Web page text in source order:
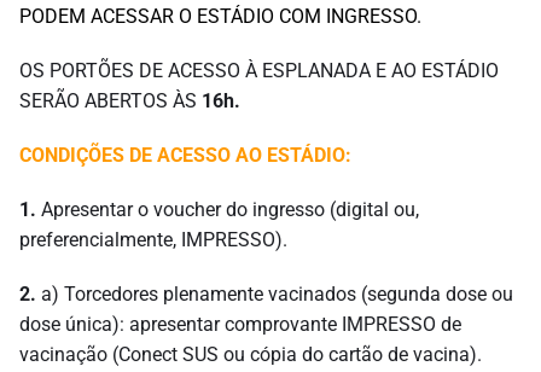
PODEM ACESSAR O ESTÁDIO COM INGRESSO.
OS PORTÕES DE ACESSO À ESPLANADA E AO ESTÁDIO
SERÃO ABERTOS ÀS 16h.
CONDIÇÕES DE ACESSO AO ESTÁDIO:
1. Apresentar o voucher do ingresso (digital ou,
preferencialmente, IMPRESSO).
2. a) Torcedores plenamente vacinados (segunda dose ou
dose única): apresentar comprovante IMPRESSO de
vacinação (Conect SUS ou cópia do cartão de vacina).